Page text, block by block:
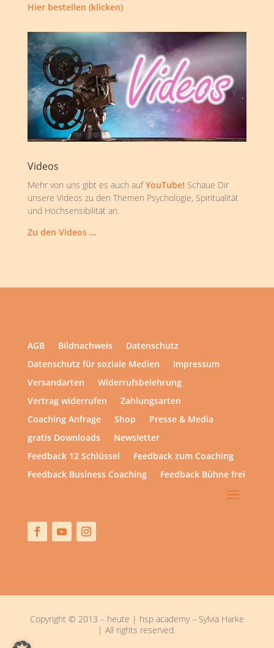
Hier bestellen (klicken)
Videos
Mehr von uns gibt es auch aufYouTube! Schaue Dir
unsere Videos zu den Themen Psychologie, Spiritualität
und Hochsensibilität an.
Zu den Videos …
AGB Bildnachweis
Datenschutz
Datenschutz für soziale Medien
Impressum
Versandarten
Widerrufsbelehrung
Vertrag widerrufen
Zahlungsarten
Coaching Anfrage
Shop
Presse & Media
gratis Downloads
Newsletter
Feedback 12 Schlüssel
Feedback zum Coaching
Feedback Business Coaching
Feedback Bühne frei
Copyright © 2013 – heute | hsp academy – Sylvia Harke
| All rights reserved.